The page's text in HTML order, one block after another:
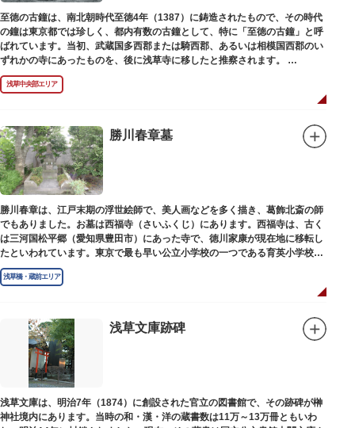
至徳の古鐘は、南北朝時代至徳4年（1387）に鋳造されたもので、その時代
の鐘は東京都では珍しく、都内有数の古鐘として、特に「至徳の古鐘」と呼
ばれています。当初、武蔵国多西郡または騎西郡、あるいは相模国西郡のい
ずれかの寺にあったものを、後に浅草寺に移したと推察されます。
現在は、五重塔北側の絵馬堂内に保管されています。絵馬堂は通常非公開と
なっていますが、不定期で行われる「伝法院庭園拝観と絵馬展」が開催され
浅草中央部エリア
勝川春章墓
勝川春章は、江戸末期の浮世絵師で、美人画などを多く描き、葛飾北斎の師
でもありました。お墓は西福寺（さいふくじ）にあります。西福寺は、古く
は三河国松平郷（愛知県豊田市）にあった寺で、徳川家康が現在地に移転し
たといわれています。東京で最も早い公立小学校の一つである育英小学校の
発祥の地としても知られています。
浅草橋・蔵前エリア
浅草文庫跡碑
浅草文庫は、明治7年（1874）に創設された官立の図書館で、その跡碑が榊
神社境内にあります。当時の和・漢・洋の蔵書数は11万～13万冊ともいわ